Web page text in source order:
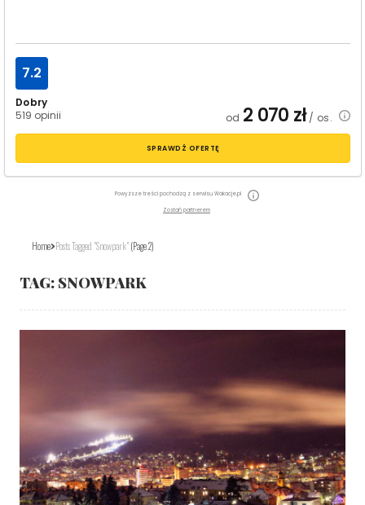
Dobry
519 opinii
7.2
od 2 070 zł/ os.
SPRAWDŹ OFERTĘ
Powyższe treści pochodzą z serwisu Wakacje.pl
Zostań partnerem
Home Posts Tagged "snowpark"(Page 2)
TAG: SNOWPARK